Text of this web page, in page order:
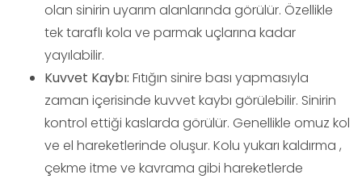
olan sinirin uyarım alanlarında görülür. Özellikle
tek taraflı kola ve parmak uçlarına kadar
yayılabilir.
Kuvvet Kaybı: Fıtığın sinire bası yapmasıyla
zaman içerisinde kuvvet kaybı görülebilir. Sinirin
kontrol ettiği kaslarda görülür. Genellikle omuz kol
ve el hareketlerinde oluşur. Kolu yukarı kaldırma ,
çekme itme ve kavrama gibi hareketlerde